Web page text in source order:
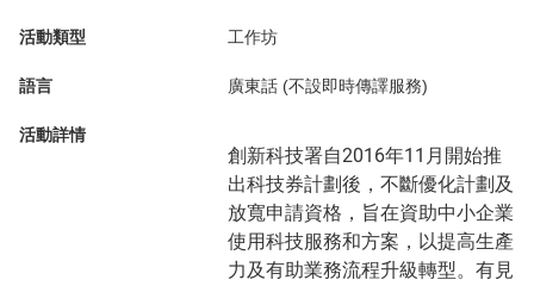
活動類型 工作坊
語言 廣東話 (不設即時傳譯服務)
活動詳情
創新科技署自2016年11月開始推
出科技券計劃後，不斷優化計劃及
放寬申請資格，旨在資助中小企業
使用科技服務和方案，以提高生產
力及有助業務流程升級轉型。有見